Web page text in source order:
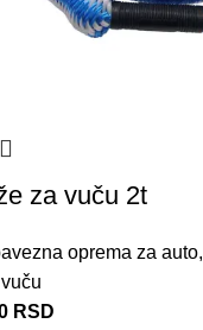
za vuču 2t
oprema za auto,
RSD